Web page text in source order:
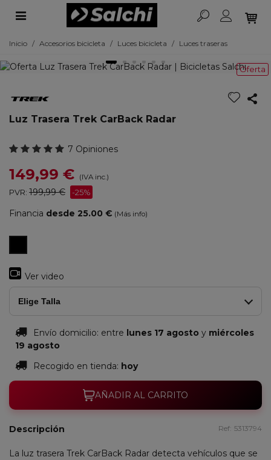
Inicio / Accesorios bicicleta / Luces bicicleta / Luces traseras
Oferta
Luz Trasera Trek CarBack Radar
7 Opiniones
149,99 € (IVA inc.)
PVR: 199,99 € -25%
Financia desde 25.00 € (Más info)
Ver video
Elige Talla
Envío domicilio: entre lunes 17 agosto y miércoles
19 agosto
Recogido en tienda: hoy
AÑADIR AL CARRITO
Descripción Ref: 5313794
La luz trasera Trek CarBack Radar detecta vehículos que se